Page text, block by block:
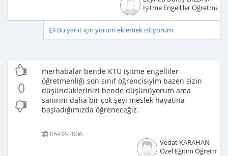
İşitme Engelliler Öğretmeni
Bu yanıt için yorum eklemek istiyorum
0
merhabalar bende KTÜ işitme engelliler
öğretmenliği son sınıf öğrencisiyim bazen sizin
düşündüklerinizi bende düşünüyorum ama
sanırım daha bir çok şeyi meslek hayatına
başladığımızda öğreneceğiz.
05-02-2006
Vedat KARAHAN
Özel Eğitim Öğretmeni